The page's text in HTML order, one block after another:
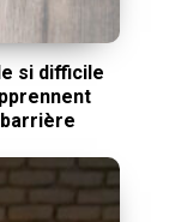
si difficile